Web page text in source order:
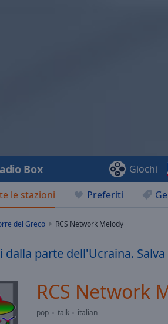
le stazioni Preferiti
Box Giochi
del Greco RCS Network Melody
dalla parte dell'Ucraina.
RCS Network
pop talk
italian